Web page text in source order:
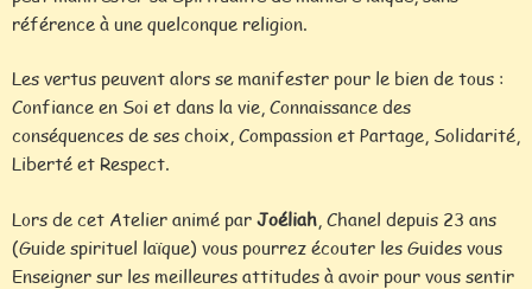
référence à une quelconque religion.
Les vertus peuvent alors se manifester pour le bien de tous :
Confiance en Soi et dans la vie, Connaissance des
conséquences de ses choix, Compassion et Partage, Solidarité,
Liberté et Respect.
Lors de cet Atelier animé parJoéliah , Chanel depuis 23 ans
(Guide spirituel laïque) vous pourrez écouter les Guides vous
Enseigner sur les meilleures attitudes à avoir pour vous sentir